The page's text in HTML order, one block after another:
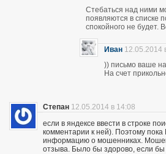
Стебаться над ними
появляются в списке
спокойного не
Иван 12.05.2014
)) письмо ваше
На счет
Степан 12.05.2014 в 14:08
если в яндексе ввести в строке
комментарии к ней). Поэтому
информацию о мошенниках.
отзыва. Было бы здорово, если